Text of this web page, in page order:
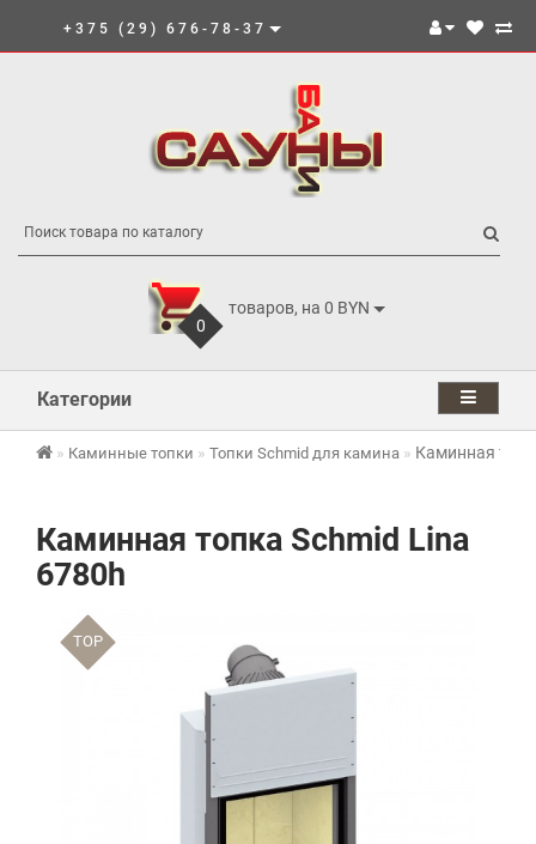
+375 (29) 676-78-37
0
товаров, на 0 BYN
Категории
Каминные топки Топки Schmid для камина Каминная
Каминная топка Schmid Lina
6780h
TOP